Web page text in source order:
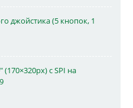
джойстика (5 кнопок, 1
(170×320px) с SPI на